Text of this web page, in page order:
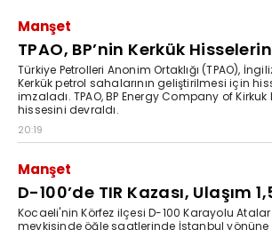
Manşet
TPAO, BP’nin Kerkük
Türkiye Petrolleri Anonim Ortaklığı (TPAO),
Kerkük petrol sahalarının geliştirilmesi için
imzaladı. TPAO, BP Energy Company of
hissesini devraldı.
20:19
Manşet
D-100’de TIR Kazası, Ulaşım
Kocaeli'nin Körfez ilçesi D-100 Karayolu
mevkisinde öğle saatlerinde İstanbul yönüne